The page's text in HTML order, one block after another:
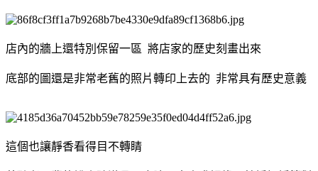
店內的牆上還特別保留一區 將店家的歷史刻畫出來
底部的圖還是非常老舊的照片轉印上去的 非常具有歷史意義
這個也讓靜香看得目不轉睛